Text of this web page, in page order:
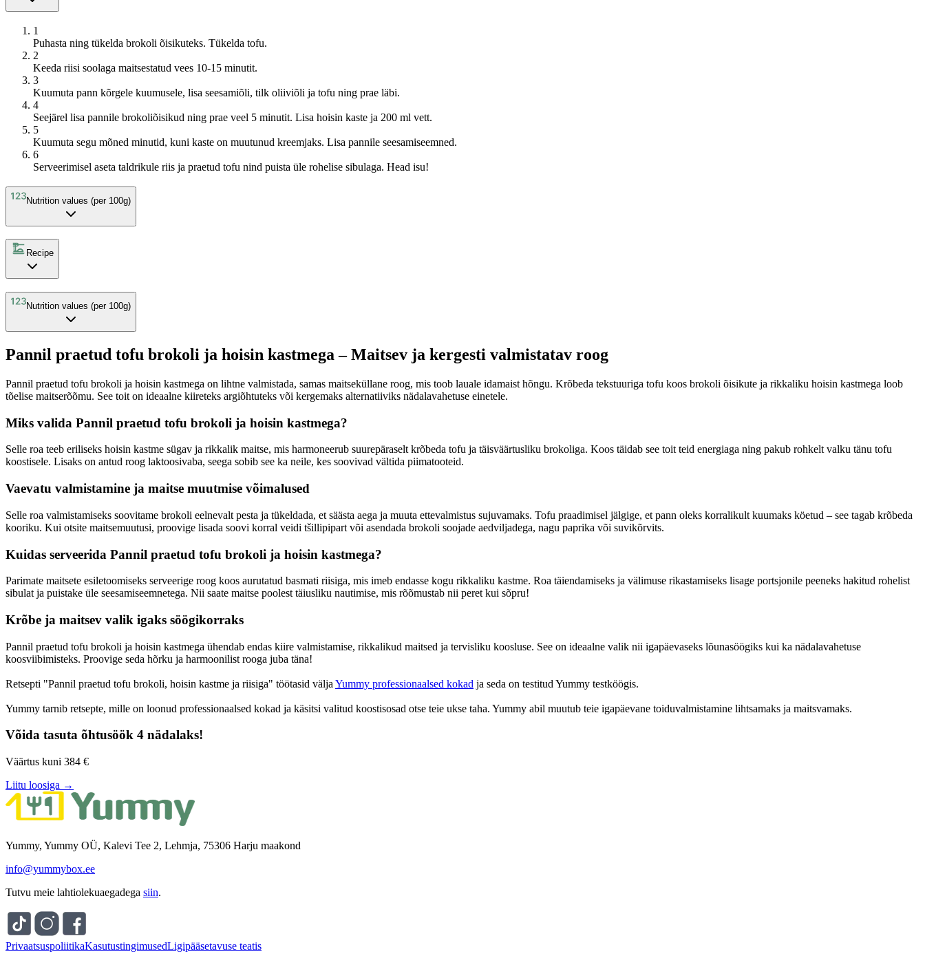
1
Puhasta ning tükelda brokoli õisikuteks. Tükelda tofu.
2
Keeda riisi soolaga maitsestatud vees 10-15 minutit.
3
Kuumuta pann kõrgele kuumusele, lisa seesamiõli, tilk oliiviõli ja tofu ning prae läbi.
4
Seejärel lisa pannile brokoliõisikud ning prae veel 5 minutit. Lisa hoisin kaste ja 200 ml vett.
5
Kuumuta segu mõned minutid, kuni kaste on muutunud kreemjaks. Lisa pannile seesamiseemned.
6
Serveerimisel aseta taldrikule riis ja praetud tofu nind puista üle rohelise sibulaga. Head isu!
Nutrition values (per 100g)
Recipe
Nutrition values (per 100g)
Pannil praetud tofu brokoli ja hoisin kastmega – Maitsev ja kergesti valmistatav roog
Pannil praetud tofu brokoli ja hoisin kastmega on lihtne valmistada, samas maitseküllane roog, mis toob lauale idamaist hõngu. Krõbeda tekstuuriga tofu koos brokoli õisikute ja rikkaliku hoisin kastmega loob
tõelise maitserõõmu. See toit on ideaalne kiireteks argiõhtuteks või kergemaks alternatiiviks nädalavahetuse einetele.
Miks valida Pannil praetud tofu brokoli ja hoisin kastmega?
Selle roa teeb eriliseks hoisin kastme sügav ja rikkalik maitse, mis harmoneerub suurepäraselt krõbeda tofu ja täisväärtusliku brokoliga. Koos täidab see toit teid energiaga ning pakub rohkelt valku tänu tofu
koostisele. Lisaks on antud roog laktoosivaba, seega sobib see ka neile, kes soovivad vältida piimatooteid.
Vaevatu valmistamine ja maitse muutmise võimalused
Selle roa valmistamiseks soovitame brokoli eelnevalt pesta ja tükeldada, et säästa aega ja muuta ettevalmistus sujuvamaks. Tofu praadimisel jälgige, et pann oleks korralikult kuumaks köetud – see tagab krõbeda
kooriku. Kui otsite maitsemuutusi, proovige lisada soovi korral veidi tšillipipart või asendada brokoli soojade aedviljadega, nagu paprika või suvikõrvits.
Kuidas serveerida Pannil praetud tofu brokoli ja hoisin kastmega?
Parimate maitsete esiletoomiseks serveerige roog koos aurutatud basmati riisiga, mis imeb endasse kogu rikkaliku kastme. Roa täiendamiseks ja välimuse rikastamiseks lisage portsjonile peeneks hakitud rohelist
sibulat ja puistake üle seesamiseemnetega. Nii saate maitse poolest täiusliku nautimise, mis rõõmustab nii peret kui sõpru!
Krõbe ja maitsev valik igaks söögikorraks
Pannil praetud tofu brokoli ja hoisin kastmega ühendab endas kiire valmistamise, rikkalikud maitsed ja tervisliku koosluse. See on ideaalne valik nii igapäevaseks lõunasöögiks kui ka nädalavahetuse
koosviibimisteks. Proovige seda hõrku ja harmoonilist rooga juba täna!
Retsepti "Pannil praetud tofu brokoli, hoisin kastme ja riisiga" töötasid välja Yummy professionaalsed kokad ja seda on testitud Yummy testköögis.
Yummy tarnib retsepte, mille on loonud professionaalsed kokad ja käsitsi valitud koostisosad otse teie ukse taha. Yummy abil muutub teie igapäevane toiduvalmistamine lihtsamaks ja maitsvamaks.
Võida tasuta õhtusöök 4 nädalaks!
Väärtus kuni 384 €
Liitu loosiga →
Yummy, Yummy OÜ, Kalevi Tee 2, Lehmja, 75306 Harju maakond
info@yummybox.ee
Tutvu meie lahtiolekuaegadega siin.
PrivaatsuspoliitikaKasutustingimusedLigipääsetavuse teatis